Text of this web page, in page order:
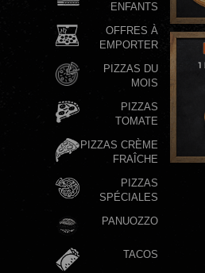
ENFANTS
OFFRES À
EMPORTER
PIZZAS DU
MOIS
PIZZAS
TOMATE
PIZZAS CRÈME
FRAÎCHE
PIZZAS
SPÉCIALES
PANUOZZO
TACOS